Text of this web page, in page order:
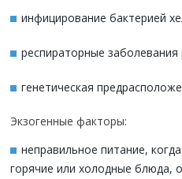
инфицирование бактерией
респираторные
генетическая
Экзогенные факторы:
неправильное питание,
горячие или холодные блюда,